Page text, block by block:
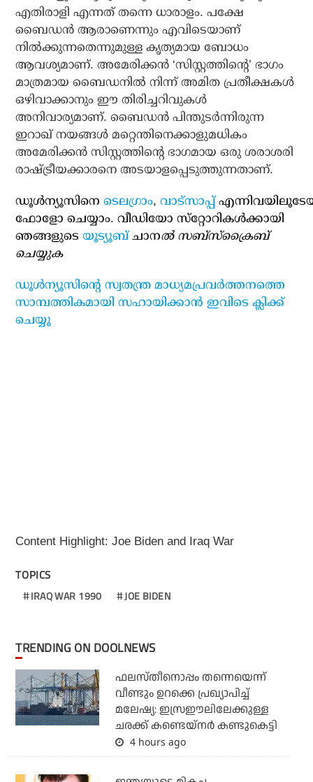
എതിരാളി എന്നത് തന്നെ ധാരാളം. പക്ഷേ
ബൈഡന്‍ ആരാണെന്നും എവിടെയാണ്
നില്‍ക്കുന്നതെന്നുമുള്ള കൃത്യമായ ബോധം
ആവശ്യമാണ്. അമേരിക്കന്‍ ‘സിസ്റ്റത്തിന്റെ’ ഭാഗം
മാത്രമായ ബൈഡനില്‍ നിന്ന് അമിത പ്രതീക്ഷകള്‍
ഒഴിവാക്കാനും ഈ തിരിച്ചറിവുകള്‍
അനിവാര്യമാണ്. ബൈഡന്‍ പിന്തുടര്‍ന്നിരുന്ന
ഇറാഖ് നയങ്ങള്‍ മറ്റെന്തിനെക്കാളുമധികം
അമേരിക്കന്‍ സിസ്റ്റത്തിന്റെ ഭാഗമായ ഒരു ശരാശരി
രാഷ്ട്രീയക്കാരനെ അടയാളപ്പെടുത്തുന്നതാണ്.
ഡൂള്‍ന്യൂസിനെടെലഗ്രാം,വാട്‌സാപ്പ്
ഫോളോ ചെയ്യാം. വീഡിയോ സ്‌റ്റോറികള്‍ക്കായി
ഞങ്ങളുടെയൂട്യൂബ്ചാനല്‍ സബ്‌സ്‌ക്രൈബ്
ചെയ്യുക
ഡൂള്‍ന്യൂസിന്റെ സ്വതന്ത്ര മാധ്യമപ്രവര്‍ത്തനത്തെ
സാമ്പത്തികമായി സഹായിക്കാന്‍ ഇവിടെ ക്ലിക്ക്
ചെയ്യൂ
Content Highlight: Joe Biden and Iraq War
TOPICS
IRAQ WAR 1990 JOE BIDEN
TRENDING ON DOOLNEWS
ഫലസ്തീനൊപ്പം തന്നെയെന്ന്
വീണ്ടും ഉറക്കെ പ്രഖ്യാപിച്ച്
മലേഷ്യ: ഇസ്രഈലിലേക്കുള്ള
ചരക്ക് കണ്ടെയ്‌നര്‍ കണ്ടുകെട്ടി
4 hours ago